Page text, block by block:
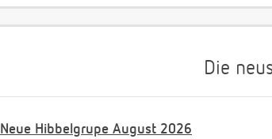
Die
Neue Hibbelgrupe August 2026